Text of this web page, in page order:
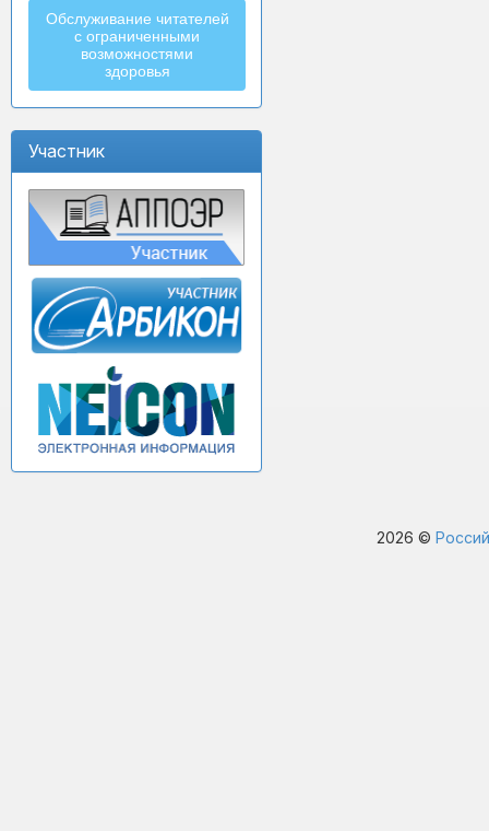
Обслуживание читателей
с ограниченными
возможностями
здоровья
Участник
2026 ©